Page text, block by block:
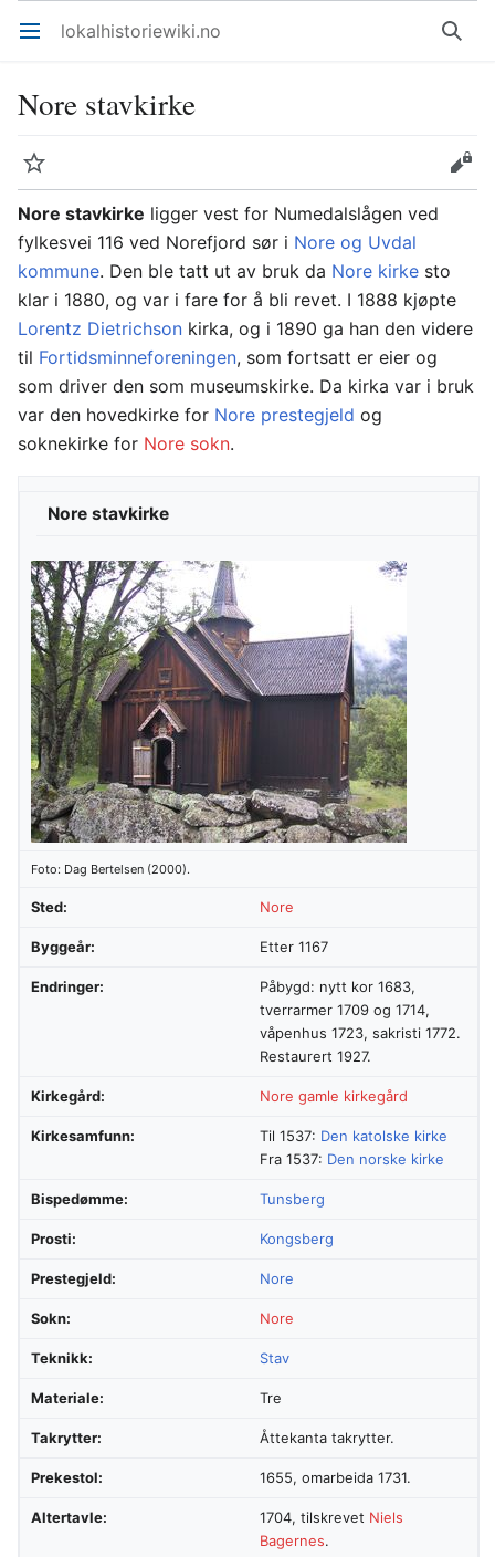
Åpne hovedmenyen lokalhistoriewiki.no Søk
Nore stavkirke
Overvåk
Rediger
Nore stavkirke ligger vest for Numedalslågen ved
fylkesvei 116 ved Norefjord sør i Nore og Uvdal
kommune. Den ble tatt ut av bruk da Nore kirke sto
klar i 1880, og var i fare for å bli revet. I 1888 kjøpte
Lorentz Dietrichson kirka, og i 1890 ga han den videre
til Fortidsminneforeningen, som fortsatt er eier og
som driver den som museumskirke. Da kirka var i bruk
var den hovedkirke for Nore prestegjeld og
soknekirke for Nore sokn.
Nore stavkirke
Foto: Dag Bertelsen (2000).
Sted: Nore
Byggeår: Etter 1167
Endringer:
Påbygd: nytt kor 1683,
tverrarmer 1709 og 1714,
våpenhus 1723, sakristi 1772.
Restaurert 1927.
Kirkegård: Nore gamle kirkegård
Kirkesamfunn: Til 1537: Den katolske kirke
Fra 1537: Den norske kirke
Bispedømme: Tunsberg
Prosti: Kongsberg
Prestegjeld: Nore
Sokn: Nore
Teknikk: Stav
Materiale: Tre
Takrytter: Åttekanta takrytter.
Prekestol: 1655, omarbeida 1731.
Altertavle: 1704, tilskrevet Niels
Bagernes.